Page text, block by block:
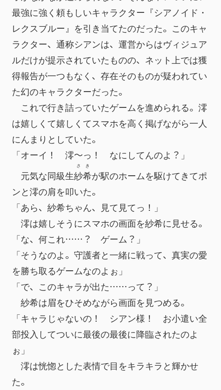
最強に強く頼もしいキャラクター『シアノイド・
レクスブルー』を引き当てたのだった。このキャ
ラクター、通称シアンは、運営からはヴィジュア
ルだけが提示されていたものの、ネット上では獲
得報告が一つもなく、存在そのものが疑われてい
た幻のキャラクターだった。
これで行き詰っていたゲームを進められる。澪
は嬉しくて嬉しくてスマホを高く掲げながら一人
にんまりとしていた。
「オーイ！　澪～っ！　なにしてんのよ？」
元気な同級生紗希
さき
が駅のホームを駆けてきてポ
ンと澪の肩を叩いた。
「あら、紗希ちゃん、見て見てっ！」
澪は嬉しそうにスマホの画面を紗希に見せる。
「な、何これ……？　ゲーム？」
「そうなのよ。守護者と一緒に戦って、真実の愛
を勝ち取るゲームなのよぉ」
「で、このキャラが出た……って？」
紗希は眉をひそめながら画面を見つめる。
「キャラじゃないの！　シアン様！　お小遣い全
部投入してついに最後の最後に降臨されたのよ
ぉ」
澪は恍惚とした表情で目をキラキラと輝かせ
た。